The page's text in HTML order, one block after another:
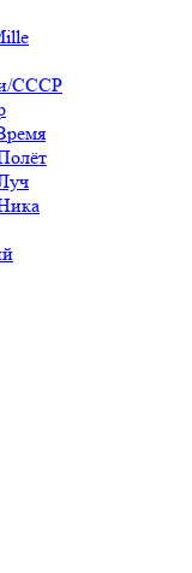
СССР